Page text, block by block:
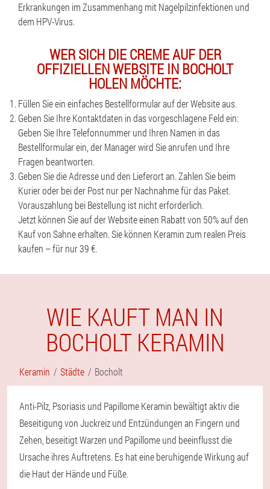
Erkrankungen im Zusammenhang mit Nagelpilzinfektionen und
dem HPV-Virus.
WER SICH DIE CREME AUF DER
OFFIZIELLEN WEBSITE IN BOCHOLT
HOLEN MÖCHTE:
Füllen Sie ein einfaches Bestellformular auf der Website aus.
Geben Sie Ihre Kontaktdaten in das vorgeschlagene Feld ein:
Geben Sie Ihre Telefonnummer und Ihren Namen in das
Bestellformular ein, der Manager wird Sie anrufen und Ihre
Fragen beantworten.
Geben Sie die Adresse und den Lieferort an. Zahlen Sie beim
Kurier oder bei der Post nur per Nachnahme für das Paket.
Vorauszahlung bei Bestellung ist nicht erforderlich.
Jetzt können Sie auf der Website einen Rabatt von 50% auf den
Kauf von Sahne erhalten. Sie können Keramin zum realen Preis
kaufen – für nur 39 €.
WIE KAUFT MAN IN
BOCHOLT KERAMIN
Keramin Städte Bocholt
Anti-Pilz, Psoriasis und Papillome Keramin bewältigt aktiv die
Beseitigung von Juckreiz und Entzündungen an Fingern und
Zehen, beseitigt Warzen und Papillome und beeinflusst die
Ursache ihres Auftretens. Es hat eine beruhigende Wirkung auf
die Haut der Hände und Füße.